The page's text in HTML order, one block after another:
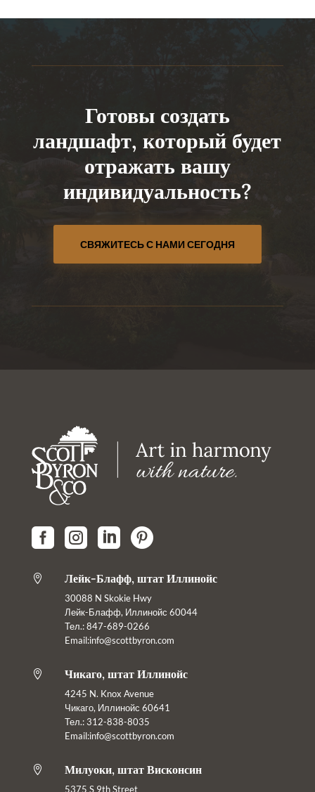
Готовы создать
ландшафт, который будет
отражать вашу
индивидуальность?
СВЯЖИТЕСЬ С НАМИ СЕГОДНЯ
   
 Лейк-Блафф, штат Иллинойс
30088 N Skokie Hwy
Лейк-Блафф, Иллинойс 60044
Тел.: 847-689-0266
Email:info@scottbyron.com
 Чикаго, штат Иллинойс
4245 N. Knox Avenue
Чикаго, Иллинойс 60641
Тел.: 312-838-8035
Email:info@scottbyron.com
 Милуоки, штат Висконсин
5375 S 9th Street